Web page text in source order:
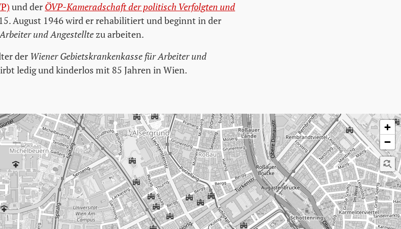
und der ÖVP-Kameradschaft der politisch Verfolgten und
August 1946 wird er rehabilitiert und beginnt in der
und Angestelltezu arbeiten.
der Wiener Gebietskrankenkasse für Arbeiter und
ledig und kinderlos mit 85 Jahren in Wien.